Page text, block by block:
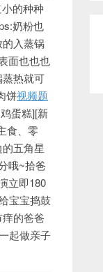
的种种
奶粉也
入蒸锅
面也也也
热就可
饼视频题
蛋糕][新
食、零
的五角星
哦~拾爸
立即180
宝宝捣鼓
的爸爸
起做亲子